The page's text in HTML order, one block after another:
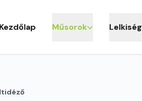
Kezdőlap Műsorok Lelkiség